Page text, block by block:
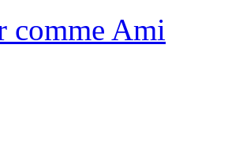
comme Ami